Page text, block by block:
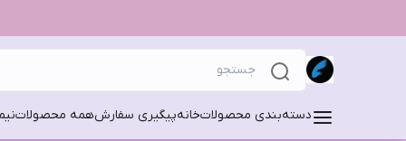
دسته‌بندی محصولاتخانهپیگیری سفارشهمه محصولات